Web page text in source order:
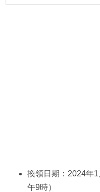
換領日期：2024年
午9時）